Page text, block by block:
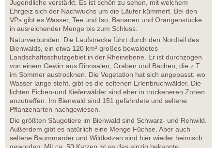
Jugendliche verstärkt. Es ist schön zu sehen, mit welchem
Ehrgeiz sich der Nachwuchs um die Läufer kümmert. Bei den
VPs gibt es Wasser, Tee und Iso, Bananen und Orangenstücke
in ausreichender Menge bis zum Schluss.
Naturverbunden: Die Laufstrecke führt durch den Nordteil des
Bienwalds, ein etwa 120 km² großes bewaldetes
Landschaftsschutzgebiet in der Rheinebene. Er ist durchzogen
von einem Gewirr aus Rinnsalen, Gräben und Bächen, die z.T.
im Sommer austrocknen. Die Vegetation hat sich angepasst: wo
Wasser lange steht, gibt es die seltenen Erlenbruchwälder. Die
lichten Eichen-und Kieferwälder sind eher in trockeneren Zonen
anzutreffen. Im Bienwald sind 151 gefährdete und seltene
Pflanzenarten nachgewiesen.
Die größten Säugetiere im Bienwald sind Schwarz- und Rehwild.
Außerdem gibt es natürlich eine Menge Füchse. Aber auch
seltene Baummarder und Wildkatzen sind hier wieder heimisch
geworden. Mit ca. 50 Katzen ist es das einzig bekannte